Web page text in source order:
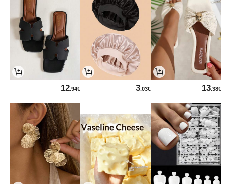
13.38€
3.03€
12.94€